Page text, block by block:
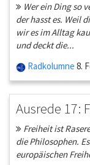
Wer ein Ding so
der hasst es. Weil
wir es im Alltag
und deckt die...
Radkolumne 8.
Ausrede 17:
Freiheit ist
die Philosophen.
europäischen